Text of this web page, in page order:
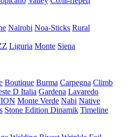
Nairobi Noa-Sticks Rural
Liguria Monte Siena
Boutique Burma Carpegna Climb
D Italia Gardena Lavaredo
Monte Verde Nabi Native
Stone Edition Dinamik Timeline